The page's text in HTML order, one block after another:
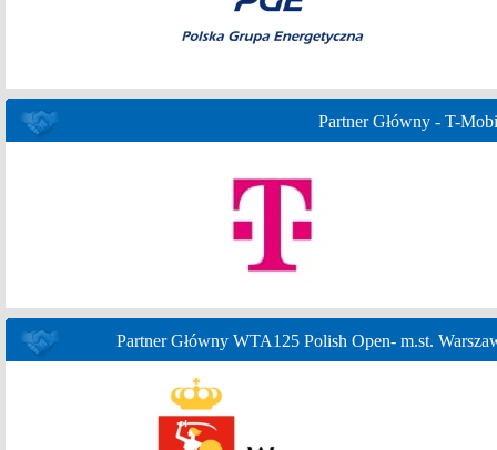
Partner Główny - T-
Partner Główny WTA125 Polish Open- m.st.